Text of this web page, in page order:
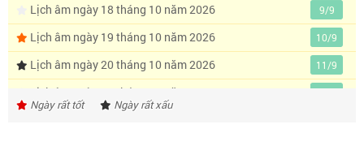
Lịch âm ngày 18 tháng 10 năm 2026 9/9
Lịch âm ngày 19 tháng 10 năm 2026 10/9
Lịch âm ngày 20 tháng 10 năm 2026 11/9
Lịch âm ngày 21 tháng 10 năm 2026 12/9
Ngày rất tốt Ngày rất xấu